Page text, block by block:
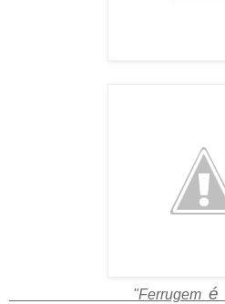
"Ferrugem é